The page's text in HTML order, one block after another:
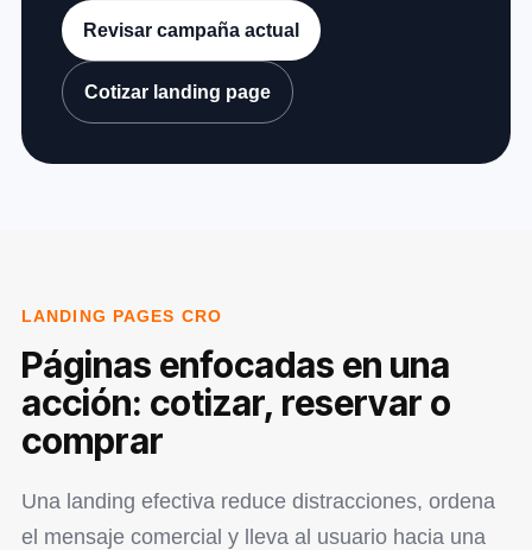
Revisar campaña actual
Cotizar landing page
LANDING PAGES CRO
Páginas enfocadas en una
acción: cotizar, reservar o
comprar
Una landing efectiva reduce distracciones, ordena
el mensaje comercial y lleva al usuario hacia una